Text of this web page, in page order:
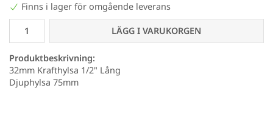
Finns i lager för omgående leverans
LÄGG I VARUKORGEN
Produktbeskrivning:
32mm Krafthylsa 1/2" Lång
Djuphylsa 75mm